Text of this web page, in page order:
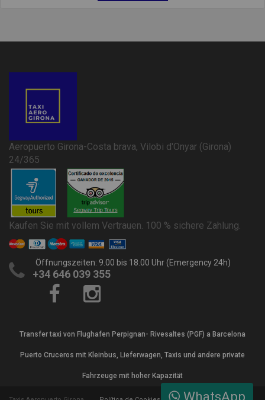
Aeropuerto Girona-Costa brava, Vilobi d'Onyar (Girona)
24/365
Kaufen Sie mit vollem Vertrauen. 100 % sichere Zahlung.
Öffnungszeiten: 9.00 bis 18.00 Uhr (Emergency 24h)
+34 646 039 355
Transfer taxi von Flughafen Perpignan- Rivesaltes (PGF) a Barcelona
Puerto Cruceros mit Kleinbus, Lieferwagen, Taxis und andere private
Fahrzeuge mit hoher Kapazität
WhatsApp